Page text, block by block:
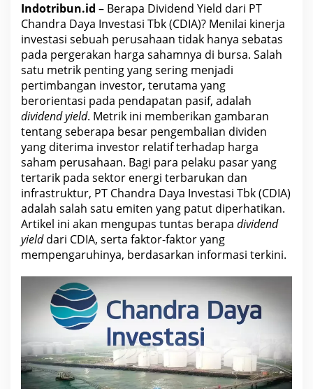
Indotribun.id – Berapa Dividend Yield dari PT
Chandra Daya Investasi Tbk (CDIA)? Menilai kinerja
investasi sebuah perusahaan tidak hanya sebatas
pada pergerakan harga sahamnya di bursa. Salah
satu metrik penting yang sering menjadi
pertimbangan investor, terutama yang
berorientasi pada pendapatan pasif, adalah
dividend yield. Metrik ini memberikan gambaran
tentang seberapa besar pengembalian dividen
yang diterima investor relatif terhadap harga
saham perusahaan. Bagi para pelaku pasar yang
tertarik pada sektor energi terbarukan dan
infrastruktur, PT Chandra Daya Investasi Tbk(CDIA)
adalah salah satu emiten yang patut diperhatikan.
Artikel ini akan mengupas tuntas berapa dividend
yielddari CDIA, serta faktor-faktor yang
mempengaruhinya, berdasarkan informasi terkini.